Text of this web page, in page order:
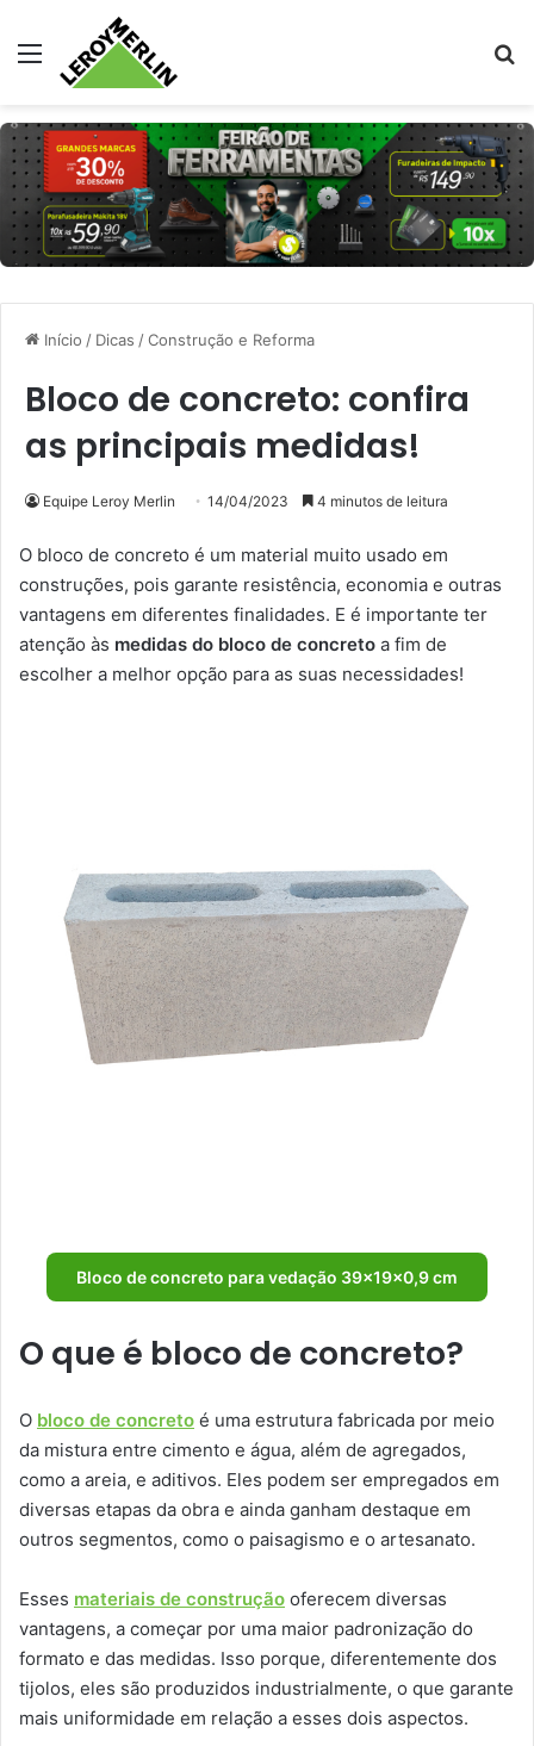
Menu
Início / Dicas /Construção e Reforma
Bloco de concreto: confira
as principais medidas!
Equipe Leroy Merlin 14/04/2023 4 minutos de leitura
O bloco de concreto é um material muito usado em
construções, pois garante resistência, economia e outras
vantagens em diferentes finalidades. E é importante ter
atenção às medidas do bloco de concreto a fim de
escolher a melhor opção para as suas necessidades!
Bloco de concreto para vedação 39x19x0,9 cm
O que é bloco de concreto?
O bloco de concreto é uma estrutura fabricada por meio
da mistura entre cimento e água, além de agregados,
como a areia, e aditivos. Eles podem ser empregados em
diversas etapas da obra e ainda ganham destaque em
outros segmentos, como o paisagismo e o artesanato.
Esses materiais de construção oferecem diversas
vantagens, a começar por uma maior padronização do
formato e das medidas. Isso porque, diferentemente dos
tijolos, eles são produzidos industrialmente, o que garante
mais uniformidade em relação a esses dois aspectos.